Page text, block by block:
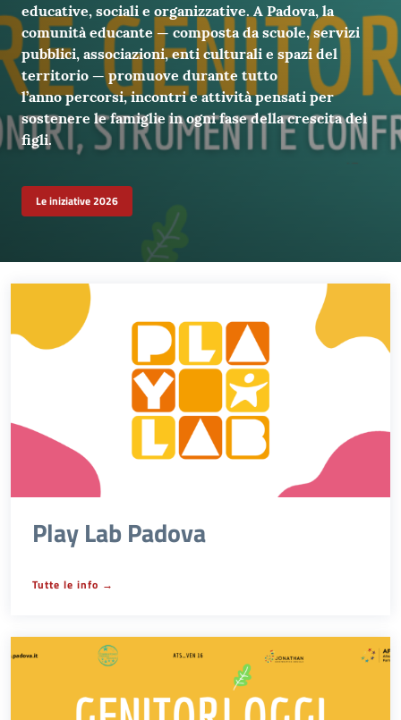
educative, sociali e organizzative. A Padova, la
comunità educante — composta da scuole, servizi
pubblici, associazioni, enti culturali e spazi del
territorio — promuove durante tutto
l’annopercorsi, incontri e attivitàpensati per
sostenere le famiglie in ogni fase della crescita dei
figli.
Le iniziative 2026
Play Lab Padova
Tutte le info